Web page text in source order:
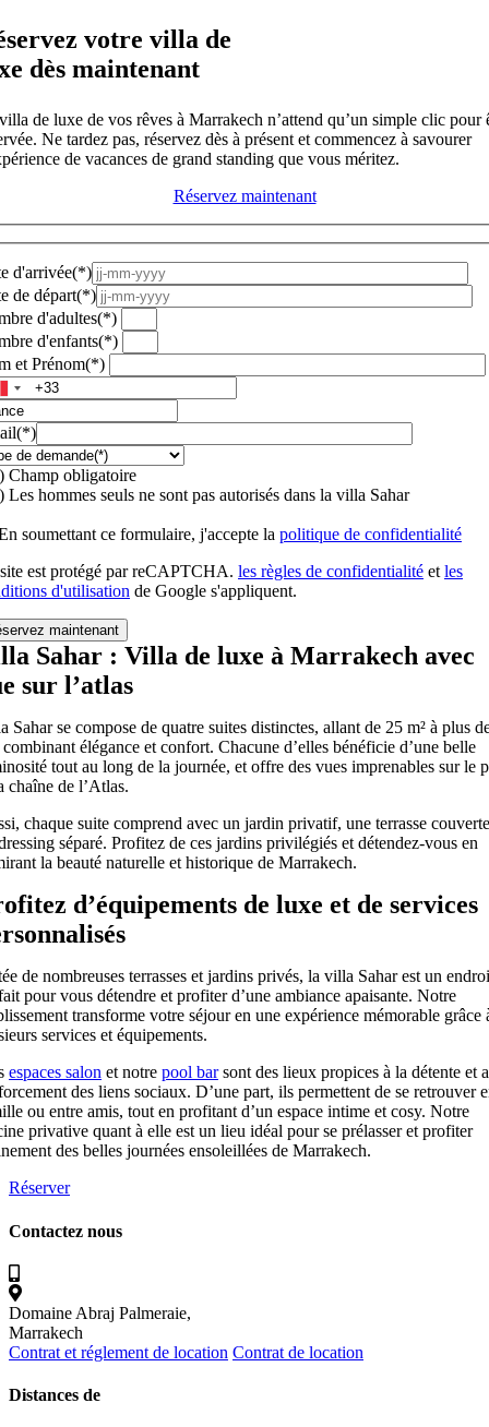
votre villa de
dès maintenant
de luxe de vos rêves à Marrakech n’attend qu’un simple clic pour
Ne tardez pas, réservez dès à présent et commencez à savourer
de vacances de grand standing que vous méritez.
Réservez maintenant
d'arrivée(*)
de départ(*)
d'adultes(*)
d'enfants(*)
et Prénom(*)
Champ obligatoire
Les hommes seuls ne sont pas autorisés dans la villa Sahar
soumettant ce formulaire, j'accepte la politique de confidentialité
est protégé par reCAPTCHA. les règles de confidentialité etles
d'utilisation de Google s'appliquent.
Sahar : Villa de luxe à Marrakech avec
sur l’atlas
Sahar se compose de quatre suites distinctes, allant de 25 m² à plus
combinant élégance et confort. Chacune d’elles bénéficie d’une belle
tout au long de la journée, et offre des vues imprenables sur le
chaîne de l’Atlas.
chaque suite comprend avec un jardin privatif, une terrasse
séparé. Profitez de ces jardins privilégiés et détendez-vous en
la beauté naturelle et historique de Marrakech.
d’équipements de luxe et de services
de nombreuses terrasses et jardins privés, la villa Sahar est un
pour vous détendre et profiter d’une ambiance apaisante. Notre
transforme votre séjour en une expérience mémorable grâce
services et équipements.
espaces salon et notre pool barsont des lieux propices à la détente et
des liens sociaux. D’une part, ils permettent de se retrouver
ou entre amis, tout en profitant d’un espace intime et cosy. Notre
privative quant à elle est un lieu idéal pour se prélasser et profiter
des belles journées ensoleillées de Marrakech.
Réserver
Contactez nous
Domaine Abraj Palmeraie,
Marrakech
Contrat et réglement de location Contrat de location
Distances de